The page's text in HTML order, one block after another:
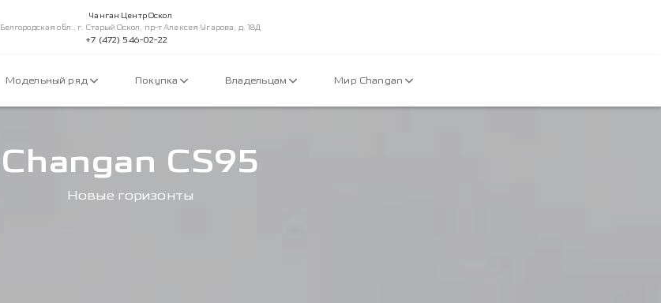
Чанган Центр Оскол
Белгородская обл., г. Старый Оскол, пр-т Алексея Угарова, д. 18Д
+7 (472) 546-02-22
Модельный ряд Покупка Владельцам Мир Changan
Changan CS95
Новые горизонты